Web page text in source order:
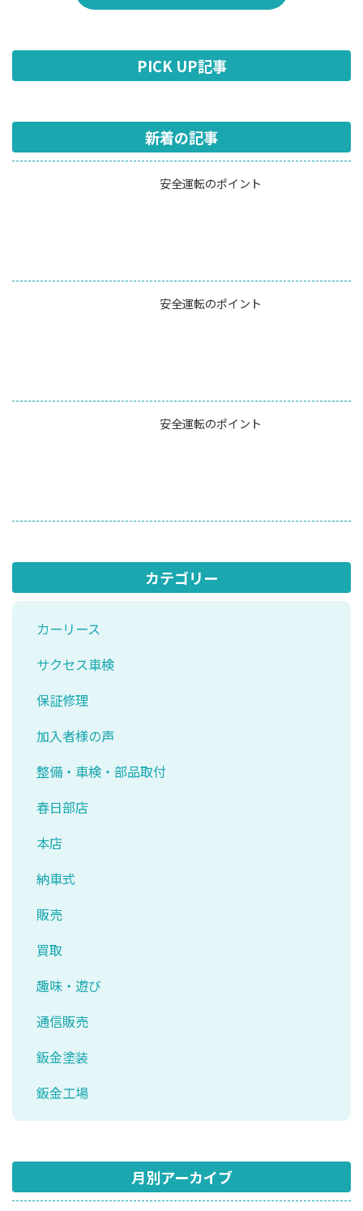
PICK UP記事
新着の記事
安全運転のポイント
安全運転のポイント
安全運転のポイント
カテゴリー
カーリース
サクセス車検
保証修理
加入者様の声
整備・車検・部品取付
春日部店
本店
納車式
販売
買取
趣味・遊び
通信販売
鈑金塗装
鈑金工場
月別アーカイブ